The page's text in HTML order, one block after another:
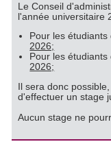
Le Conseil
l'année universitaire
Pour les
2026;
Pour les
2026;
Il sera donc
d'effectuer un stage
Aucun stage ne